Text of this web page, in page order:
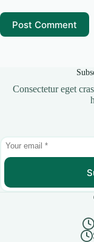
Post Comment
Consectetur eget